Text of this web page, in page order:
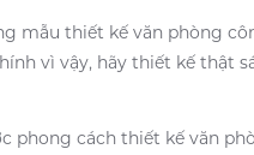
mẫu thiết kế văn phòng
vì vậy, hãy thiết kế thật
phong cách thiết kế văn